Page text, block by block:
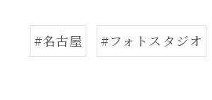
#名古屋 #フォトスタジオ